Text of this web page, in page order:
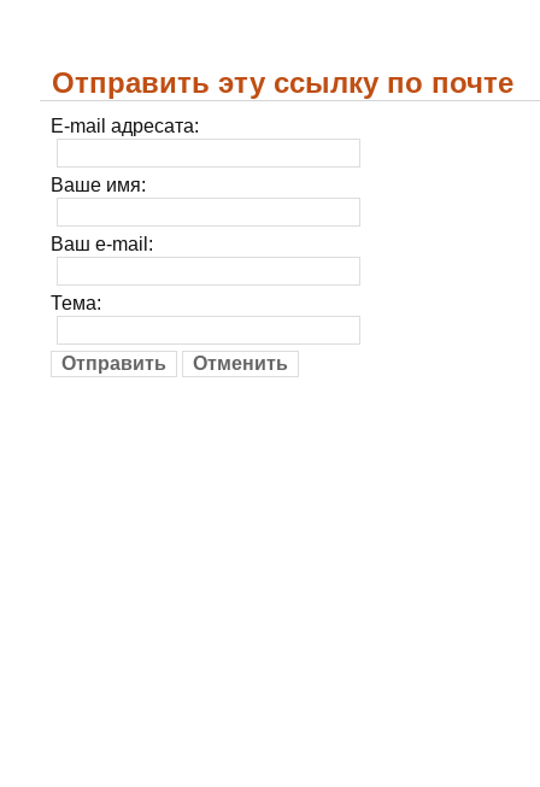
Отправить эту ссылку по почте
E-mail адресата:
Ваше имя:
Ваш e-mail:
Тема:
Отправить Отменить